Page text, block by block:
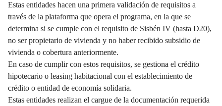
Estas entidades hacen una primera validación de requisitos a
través de la plataforma que opera el programa, en la que se
determina si se cumple con el requisito de Sisbén IV (hasta D20),
no ser propietario de vivienda y no haber recibido subsidio de
vivienda o cobertura anteriormente.
En caso de cumplir con estos requisitos, se gestiona el crédito
hipotecario o leasing habitacional con el establecimiento de
crédito o entidad de economía solidaria.
Estas entidades realizan el cargue de la documentación requerida